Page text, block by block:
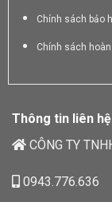
Chính sách bảo
Chính sách
Thông tin liên hệ
CÔNG TY
0943.776.636